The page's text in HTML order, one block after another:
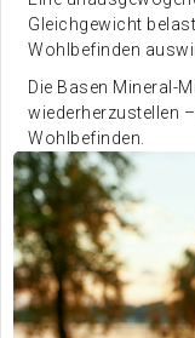
Gleichgewicht
Wohlbefinden
Die Basen Mineral-
wiederherzustellen
Wohlbefinden.